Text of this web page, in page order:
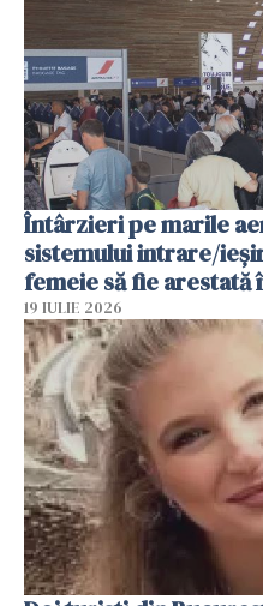
Întârzieri pe marile
sistemului intrare/
femeie să fie arestată
19 IULIE 2026